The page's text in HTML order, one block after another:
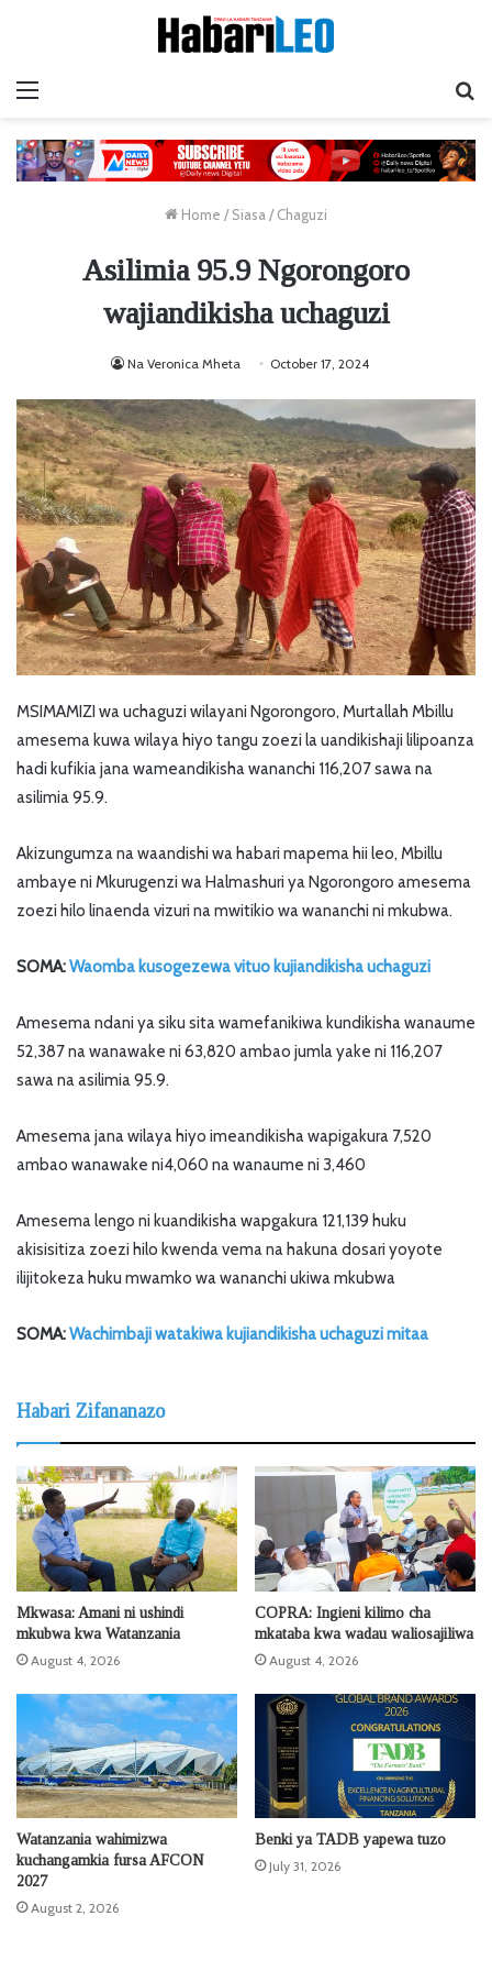
Home / Siasa/ Chaguzi
Asilimia 95.9 Ngorongoro
wajiandikisha uchaguzi
Na Veronica Mheta October 17, 2024
MSIMAMIZI wa uchaguzi wilayani Ngorongoro, Murtallah Mbillu
amesema kuwa wilaya hiyo tangu zoezi la uandikishaji lilipoanza
hadi kufikia jana wameandikisha wananchi 116,207 sawa na
asilimia 95.9.
Akizungumza na waandishi wa habari mapema hii leo, Mbillu
ambaye ni Mkurugenzi wa Halmashuri ya Ngorongoro amesema
zoezi hilo linaenda vizuri na mwitikio wa wananchi ni mkubwa.
SOMA:Waomba kusogezewa vituo kujiandikisha uchaguzi
Amesema ndani ya siku sita wamefanikiwa kundikisha wanaume
52,387 na wanawake ni 63,820 ambao jumla yake ni 116,207
sawa na asilimia 95.9.
Amesema jana wilaya hiyo imeandikisha wapigakura 7,520
ambao wanawake ni4,060 na wanaume ni 3,460
Amesema lengo ni kuandikisha wapgakura 121,139 huku
akisisitiza zoezi hilo kwenda vema na hakuna dosari yoyote
ilijitokeza huku mwamko wa wananchi ukiwa mkubwa
SOMA:Wachimbaji watakiwa kujiandikisha uchaguzi mitaa
Habari Zifananazo
Mkwasa: Amani ni ushindi
mkubwa kwa Watanzania
August 4, 2026
COPRA: Ingieni kilimo cha
mkataba kwa wadau waliosajiliwa
August 4, 2026
Watanzania wahimizwa
kuchangamkia fursa AFCON
2027
August 2, 2026
Benki ya TADB yapewa tuzo
July 31, 2026